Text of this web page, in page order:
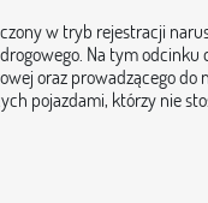
w tryb rejestracji
Na tym odcinku
oraz prowadzącego do
pojazdami, którzy nie